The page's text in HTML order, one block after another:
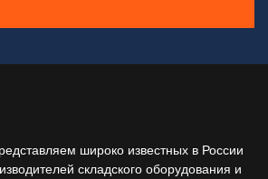
широко известных в России
складского оборудования и